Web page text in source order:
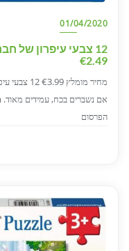
01/04/2020
€2.49
מחיר
הפרסום